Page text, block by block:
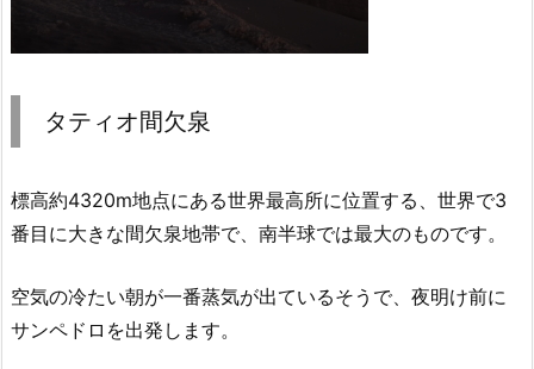
タティオ間欠泉
標高約4320ⅿ地点にある世界最高所に位置する、世界で3
番目に大きな間欠泉地帯で、南半球では最大のものです。
空気の冷たい朝が一番蒸気が出ているそうで、夜明け前に
サンペドロを出発します。